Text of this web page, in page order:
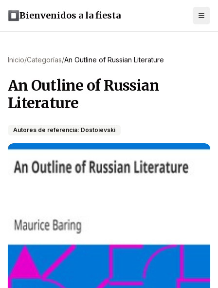
Bienvenidos a la fiesta
Inicio/Categorías/An Outline of Russian Literature
An Outline of Russian
Literature
Autores de referencia: Dostoievski